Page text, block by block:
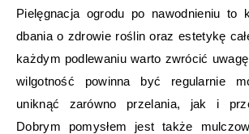
Pielęgnacja ogrodu po nawodnieniu to
dbania o zdrowie roślin oraz estetykę
każdym podlewaniu warto zwrócić
wilgotność powinna być regularnie
uniknąć zarówno przelania, jak i
Dobrym pomysłem jest także